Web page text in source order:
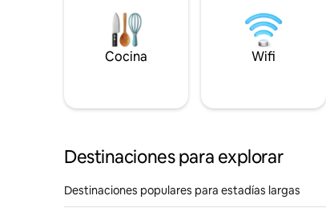
Cocina Wifi
Destinaciones para explorar
Destinaciones populares para estadías largas